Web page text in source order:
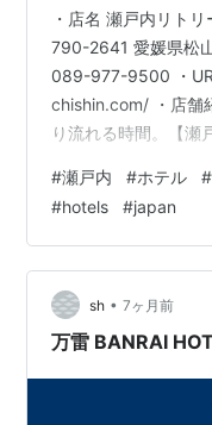
・店名 瀬戸内リト
790-2641 愛媛県松
089-977-9500 ・
chishin.com/ ・店舗
り流れる時間。【瀬
松山市にある、オー
なリゾートホテルで
れで洗練された空間
す。 館内には、心
さらにスパやプール
#瀬戸内 #ホテル #
#hotels #japan
sh • 7ヶ月前
万雷 BANRAI